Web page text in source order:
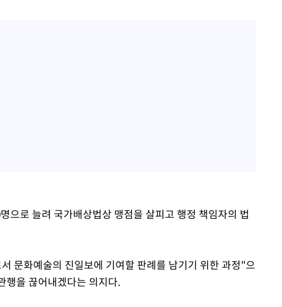
으로 늘려 국가배상법상 맹점을 살피고 행정 책임자의 법
문화예술의 진일보에 기여할 판례를 남기기 위한 과정"으
행을 끊어내겠다는 의지다.